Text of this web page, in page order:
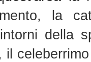
la
della
il